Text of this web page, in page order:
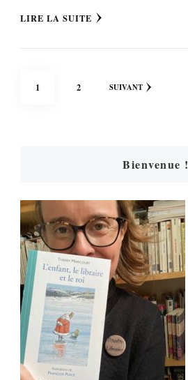
LIRE LA SUITE
Pagination
PAGE
1 PAGE
2 SUIVANT
Bienvenue !